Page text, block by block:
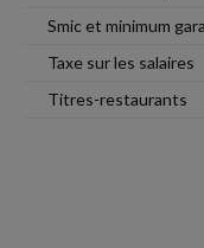
Smic et minimum
Taxe sur les salaires
Titres-restaurants